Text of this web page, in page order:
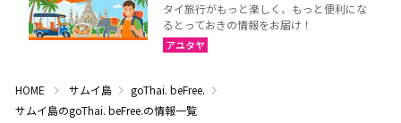
タイ旅行がもっと楽しく、もっと便利にな
るとっておきの情報をお届け！
アユタヤ
HOME サムイ島
goThai. beFree.
サムイ島のgoThai. beFree.の情報一覧